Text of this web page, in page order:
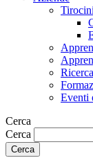
Eventi
Cerca
Cerca